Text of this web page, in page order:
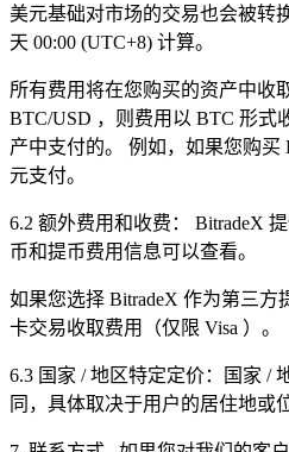
美元基础对市场的交易也会被转
天 00:00 (UTC+8) 计算。
所有费用将在您购买的资产中收
BTC/USD ，则费用以 BTC 形式
产中支付的。 例如，如果您购买
元支付。
6.2 额外费用和收费： BitradeX
币和提币费用信息可以查看。
如果您选择 BitradeX 作为第三方
卡交易收取费用（仅限 Visa ）。
6.3 国家 / 地区特定定价：国家 /
同，具体取决于用户的居住地或